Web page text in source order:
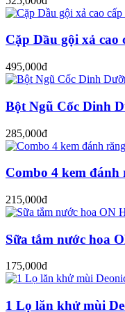
Cặp Dầu gội xả cao
495,000đ
Bột Ngũ Cốc Dinh
285,000đ
Combo 4 kem đánh
215,000đ
Sữa tắm nước hoa
175,000đ
1 Lọ lăn khử mùi